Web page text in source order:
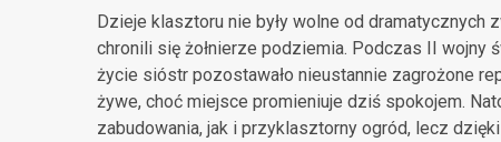
Dzieje klasztoru nie były wolne od
chronili się żołnierze podziemia. Podczas II wojny
życie sióstr pozostawało nieustannie zagrożone
żywe, choć miejsce promieniuje dziś spokojem.
zabudowania, jak i przyklasztorny ogród, lecz